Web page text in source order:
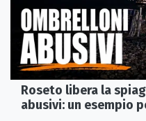
Roseto libera la
abusivi: un esempio